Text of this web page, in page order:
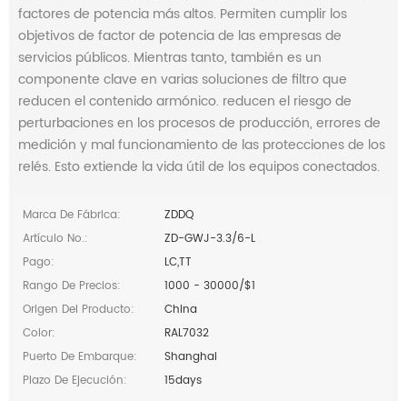
factores de potencia más altos. Permiten cumplir los
objetivos de factor de potencia de las empresas de
servicios públicos. Mientras tanto, también es un
componente clave en varias soluciones de filtro que
reducen el contenido armónico. reducen el riesgo de
perturbaciones en los procesos de producción, errores de
medición y mal funcionamiento de las protecciones de los
relés. Esto extiende la vida útil de los equipos conectados.
Marca De Fábrica:
ZDDQ
Artículo No.:
ZD-GWJ-3.3/6-L
Pago:
LC,TT
Rango De Precios:
1000 - 30000/$1
Origen Del Producto:
China
Color:
RAL7032
Puerto De Embarque:
Shanghai
Plazo De Ejecución:
15days